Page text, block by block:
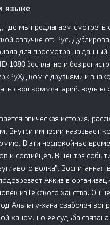
языке
мы предлагаем смотреть
озвучке от: Рус.
для просмотра на
1080 бесплатно и без
с друзьями и
свой комментарий, ведь
эпическая история,
Внутри империи назревает
В эти неспокойные
и согдийцев. В центре
волка". Воспитанная
Аккиз в
из Гекского ханства. Он
Альпагу-хана озабочен
ханом, но ее судьба